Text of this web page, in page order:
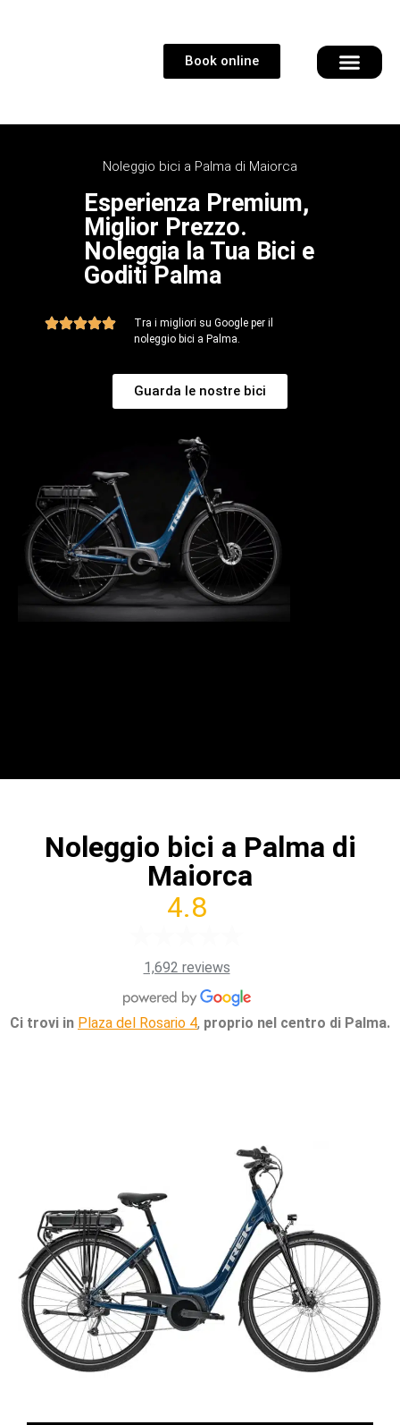
Book online
Noleggio bici a Palma di Maiorca
Esperienza Premium,
Miglior Prezzo.
Noleggia la Tua Bici e
Goditi Palma
Tra i migliori su Google per il
noleggio bici a Palma.
Guarda le nostre bici
Noleggio bici a Palma di
Maiorca
4.8
1,692 reviews
Ci trovi in Plaza del Rosario 4, proprio nel centro di Palma.